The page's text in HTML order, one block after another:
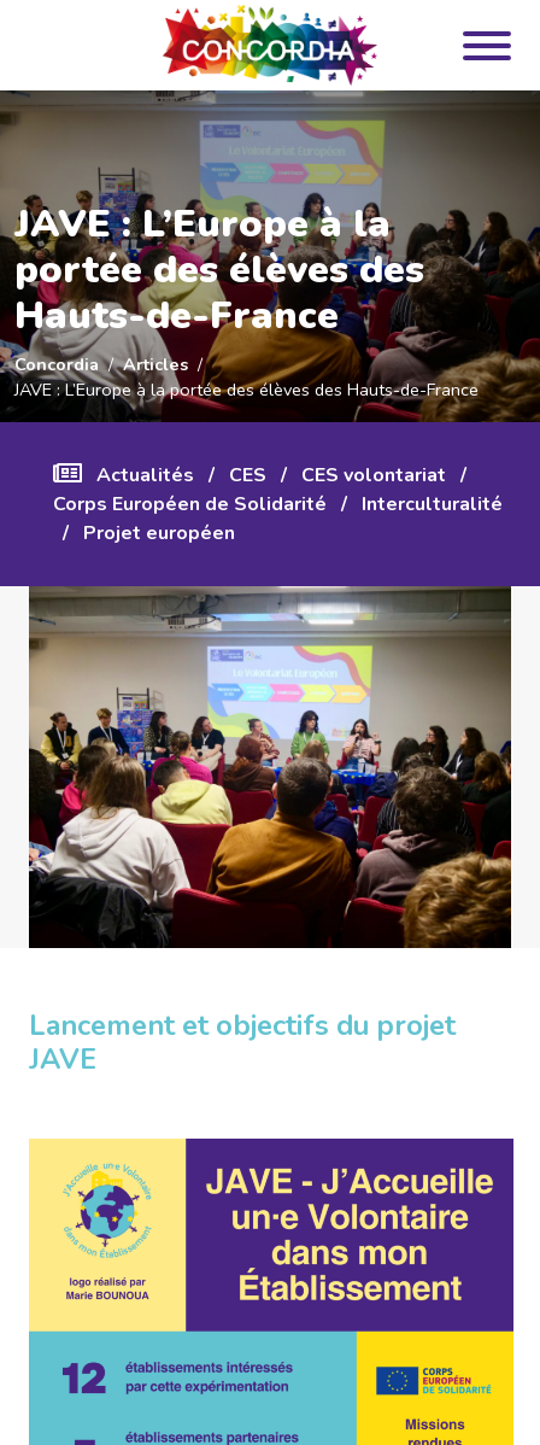
JAVE : L’Europe à la
portée des élèves des
Hauts-de-France
Concordia
Articles
JAVE : L’Europe à la portée des élèves des Hauts-de-France
Actualités / CES / CES volontariat /
Corps Européen de Solidarité / Interculturalité
/ Projet européen
Lancement et objectifs du projet
JAVE
Panneau de gestion des cookies